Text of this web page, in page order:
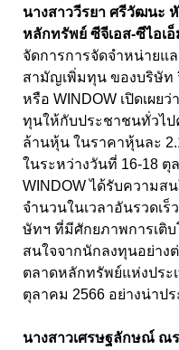
นางสาววีรยา ศรีวัฒนะ
หลักทรัพย์ ซีจีเอส-ซีไอเ
จัดการการจัดจำหน่ายแ
สามัญเพิ่มทุน ของบริษัท
หรือ WINDOW เปิดเผย
ทุนให้กับประชาชนทั่วไป
ล้านหุ้น ในราคาหุ้นละ
ในระหว่างวันที่ 16-18
WINDOW ได้รับความ
จำนวนในเวลาอันรวดเ
ษัทฯ ที่มีศักยภาพการเติบ
สนใจจากนักลงทุนอย่าง
ตลาดหลักทรัพย์แห่งประ
ตุลาคม 2566 อย่างน่าปร
นางสาวเศรษฐลักษณ์ ณ